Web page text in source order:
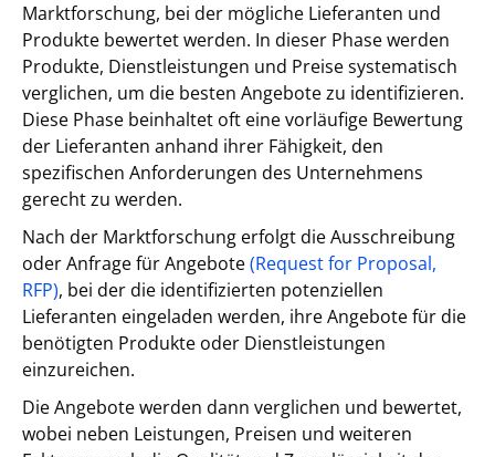
Marktforschung, bei der mögliche Lieferanten und
Produkte bewertet werden. In dieser Phase werden
Produkte, Dienstleistungen und Preise systematisch
verglichen, um die besten Angebote zu identifizieren.
Diese Phase beinhaltet oft eine vorläufige Bewertung
der Lieferanten anhand ihrer Fähigkeit, den
spezifischen Anforderungen des Unternehmens
gerecht zu werden.
Nach der Marktforschung erfolgt die Ausschreibung
oder Anfrage für Angebote(Request for Proposal,
RFP), bei der die identifizierten potenziellen
Lieferanten eingeladen werden, ihre Angebote für die
benötigten Produkte oder Dienstleistungen
einzureichen.
Die Angebote werden dann verglichen und bewertet,
wobei neben Leistungen, Preisen und weiteren